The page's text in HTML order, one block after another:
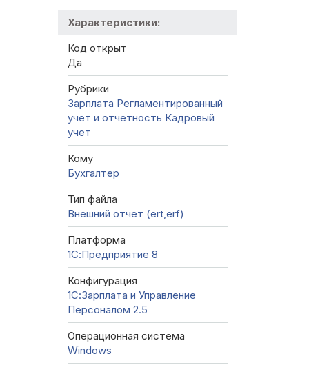
Характеристики:
Код открыт
Да
Рубрики
Зарплата Регламентированный
учет и отчетность Кадровый
учет
Кому
Бухгалтер
Тип файла
Внешний отчет (ert,erf)
Платформа
1С:Предприятие 8
Конфигурация
1С:Зарплата и Управление
Персоналом 2.5
Операционная система
Windows